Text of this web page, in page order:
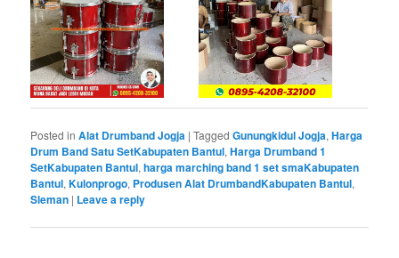
Posted in Alat Drumband Jogja |Tagged Gunungkidul Jogja,Harga
Drum Band Satu SetKabupaten Bantul,Harga Drumband 1
SetKabupaten Bantul,harga marching band 1 set smaKabupaten
Bantul,Kulonprogo, Produsen Alat DrumbandKabupaten Bantul,
Sleman | Leave a reply